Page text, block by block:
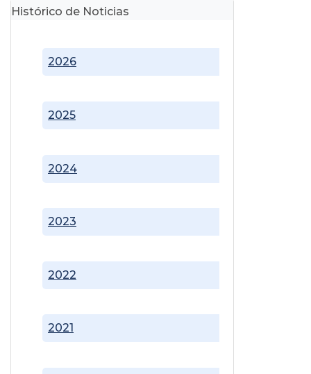
Histórico de Noticias
2021
2022
2023
2024
2025
2026